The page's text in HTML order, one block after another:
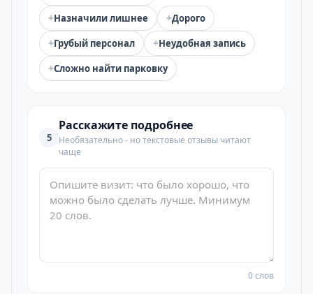
+Назначили лишнее +Дорого
+Грубый персонал +Неудобная запись
+Сложно найти парковку
5
Расскажите подробнее
Необязательно - но текстовые отзывы читают
чаще
0 слов